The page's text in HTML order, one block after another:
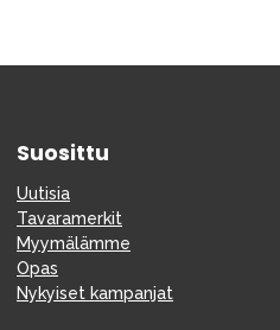
Suosittu
Uutisia
Tavaramerkit
Myymälämme
Opas
Nykyiset kampanjat